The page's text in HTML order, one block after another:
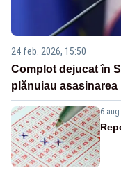
24 feb. 2026, 15:50
Complot dejucat în
plănuiau asasinarea
6